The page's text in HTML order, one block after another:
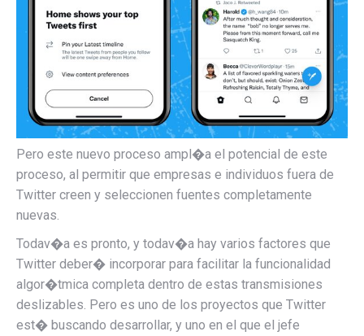
Pero este nuevo proceso ampl�a el potencial de este
proceso, al permitir que empresas e individuos fuera de
Twitter creen y seleccionen fuentes completamente
nuevas.
Todav�a es pronto, y todav�a hay varios factores que
Twitter deber� incorporar para facilitar la funcionalidad
algor�tmica completa dentro de estas transmisiones
deslizables. Pero es uno de los proyectos que Twitter
est� buscando desarrollar, y uno en el que el jefe